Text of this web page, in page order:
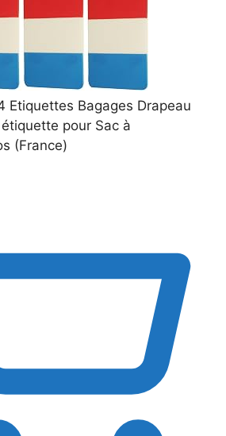
Etiquettes Bagages Drapeau
pour Sac à
(France)